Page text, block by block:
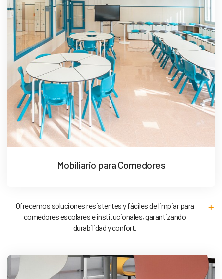
Mobiliario para Comedores
Ofrecemos soluciones resistentes y fáciles de limpiar para
comedores escolares e institucionales, garantizando
durabilidad y confort.